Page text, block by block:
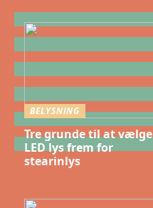
BELYSNING
Tre grunde til at vælge
LED lys frem for
stearinlys